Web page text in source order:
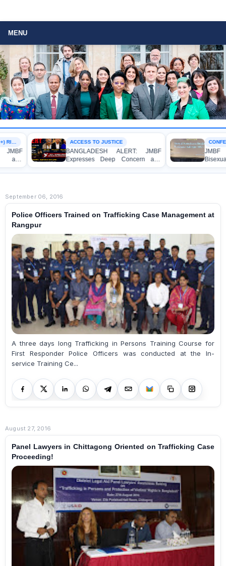
MENU
ACCESS TO JUSTICE
BANGLADESH ALERT: JMBF
Expresses Deep Concern and
Strong Condemnation over the
Indictment of Four Writers,
CONFERENCE
JMBF
Bisexual
Bangladesh
Conference in
September 06, 2016
Police Officers Trained on Trafficking Case Management at
Rangpur
A three days long Trafficking in Persons Training Course for
First Responder Police Officers was conducted at the In-
service Training Ce...
August 27, 2016
Panel Lawyers in Chittagong Oriented on Trafficking Case
Proceeding!